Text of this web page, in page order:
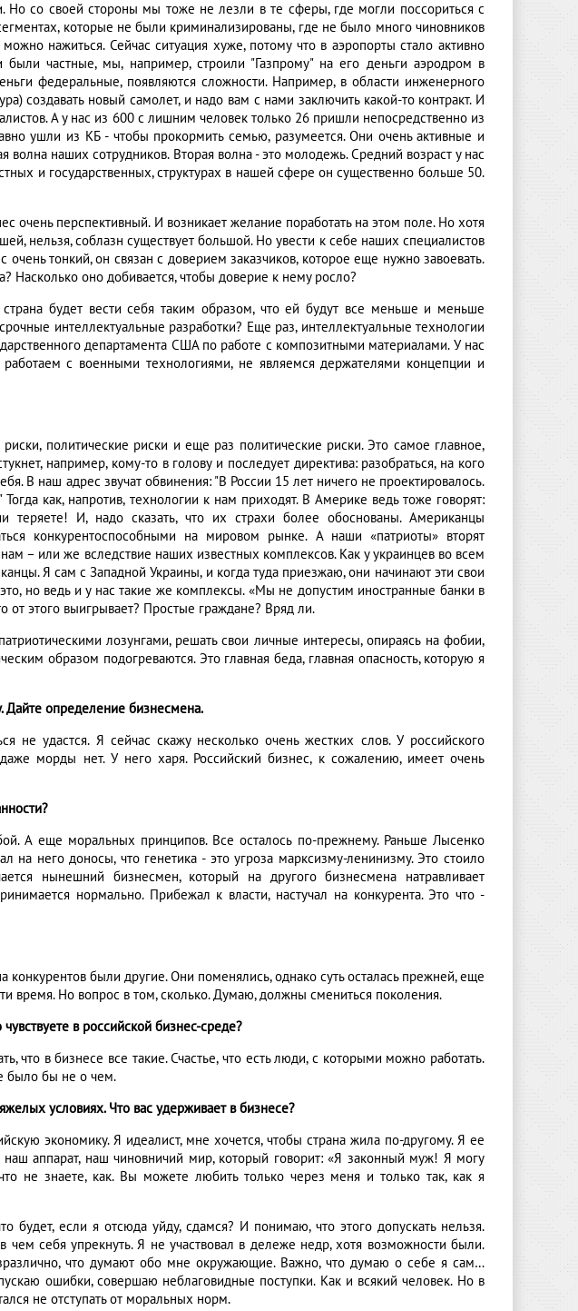
Но со своей стороны мы тоже не лезли в те сферы, где могли поссориться с
которые не были криминализированы, где не было много чиновников
нажиться. Сейчас ситуация хуже, потому что в аэропорты стало активно
были частные, мы, например, строили "Газпрому" на его деньги аэродром в
федеральные, появляются сложности. Например, в области инженерного
создавать новый самолет, и надо вам с нами заключить какой-то контракт. И
А у нас из 600 с лишним человек только 26 пришли непосредственно из
ушли из КБ - чтобы прокормить семью, разумеется. Они очень активные и
волна наших сотрудников. Вторая волна - это молодежь. Средний возраст у нас
и государственных, структурах в нашей сфере он существенно больше 50.
очень перспективный. И возникает желание поработать на этом поле. Но хотя
нельзя, соблазн существует большой. Но увести к себе наших специалистов
очень тонкий, он связан с доверием заказчиков, которое еще нужно завоевать.
Насколько оно добивается, чтобы доверие к нему росло?
будет вести себя таким образом, что ей будут все меньше и меньше
интеллектуальные разработки? Еще раз, интеллектуальные технологии
департамента США по работе с композитными материалами. У нас
с военными технологиями, не являемся держателями концепции и
политические риски и еще раз политические риски. Это самое главное,
например, кому-то в голову и последует директива: разобраться, на кого
В наш адрес звучат обвинения: "В России 15 лет ничего не проектировалось.
как, напротив, технологии к нам приходят. В Америке ведь тоже говорят:
теряете! И, надо сказать, что их страхи более обоснованы. Американцы
конкурентоспособными на мировом рынке. А наши «патриоты» вторят
– или же вследствие наших известных комплексов. Как у украинцев во всем
Я сам с Западной Украины, и когда туда приезжаю, они начинают эти свои
но ведь и у нас такие же комплексы. «Мы не допустим иностранные банки в
от этого выигрывает? Простые граждане? Вряд ли.
лозунгами, решать свои личные интересы, опираясь на фобии,
образом подогреваются. Это главная беда, главная опасность, которую я
Дайте определение бизнесмена.
не удастся. Я сейчас скажу несколько очень жестких слов. У российского
морды нет. У него харя. Российский бизнес, к сожалению, имеет очень
А еще моральных принципов. Все осталось по-прежнему. Раньше Лысенко
на него доносы, что генетика - это угроза марксизму-ленинизму. Это стоило
нынешний бизнесмен, который на другого бизнесмена натравливает
нормально. Прибежал к власти, настучал на конкурента. Это что -
конкурентов были другие. Они поменялись, однако суть осталась прежней, еще
время. Но вопрос в том, сколько. Думаю, должны смениться поколения.
в российской бизнес-среде?
что в бизнесе все такие. Счастье, что есть люди, с которыми можно работать.
было бы не о чем.
условиях. Что вас удерживает в бизнесе?
экономику. Я идеалист, мне хочется, чтобы страна жила по-другому. Я ее
аппарат, наш чиновничий мир, который говорит: «Я законный муж! Я могу
не знаете, как. Вы можете любить только через меня и только так, как я
будет, если я отсюда уйду, сдамся? И понимаю, что этого допускать нельзя.
себя упрекнуть. Я не участвовал в дележе недр, хотя возможности были.
что думают обо мне окружающие. Важно, что думаю о себе я сам…
ошибки, совершаю неблаговидные поступки. Как и всякий человек. Но в
не отступать от моральных норм.